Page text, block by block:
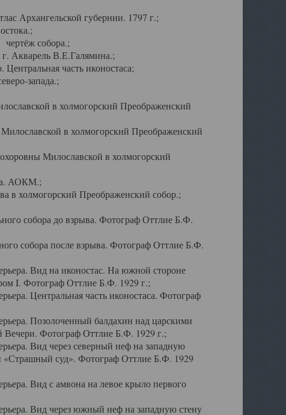
Архангельской губернии. 1797 г.;
собора.;
Акварель В.Е.Галямина.;
часть иконостаса;
запада.;
в холмогорский Преображенский
в холмогорский Преображенский
Милославской в холмогорский
АОКМ.;
холмогорский Преображенский собор.;
собора до взрыва. Фотограф Оттлие Б.Ф.
собора после взрыва. Фотограф Оттлие Б.Ф.
Вид на иконостас. На южной стороне
I. Фотограф Оттлие Б.Ф. 1929 г.;
Центральная часть иконостаса. Фотограф
Позолоченный балдахин над царскими
Вечери. Фотограф Оттлие Б.Ф. 1929 г.;
Вид через северный неф на западную
«Страшный суд». Фотограф Оттлие Б.Ф. 1929
Вид с амвона на левое крыло первого
Вид через южный неф на западную стену